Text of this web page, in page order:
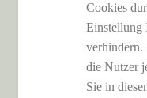
Cookies
Einstellung
verhindern.
die Nutzer
Sie in